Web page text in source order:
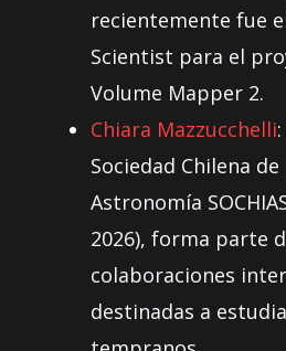
recientemente fue
Scientist para el
Volume Mapper 2.
Chiara Mazzucchelli
Sociedad Chilena de
Astronomía
2026), forma parte
colaboraciones
destinadas a